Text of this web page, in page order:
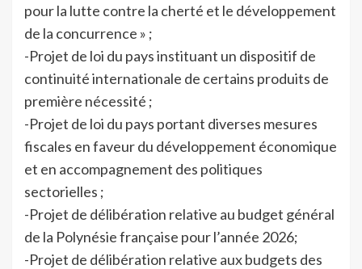
pour la lutte contre la cherté et le développement
de la concurrence » ;
-Projet de loi du pays instituant un dispositif de
continuité internationale de certains produits de
première nécessité ;
-Projet de loi du pays portant diverses mesures
fiscales en faveur du développement économique
et en accompagnement des politiques
sectorielles ;
-Projet de délibération relative au budget général
de la Polynésie française pour l’année 2026;
-Projet de délibération relative aux budgets des